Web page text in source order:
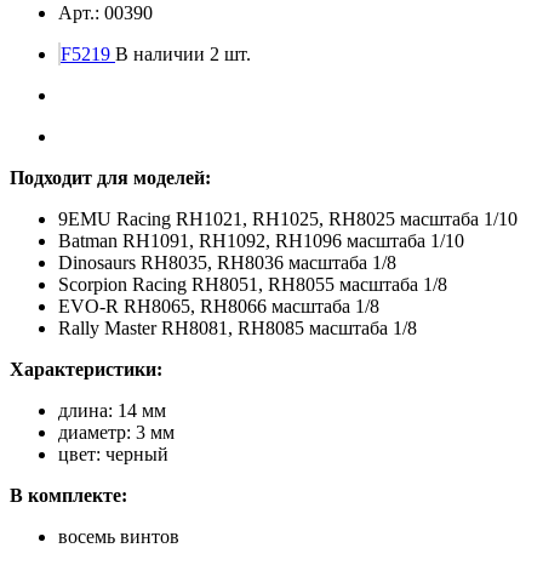
Арт.: 00390
F5219 В наличии 2 шт.
Подходит для моделей:
9EMU Racing RH1021, RH1025, RH8025 масштаба 1/10
Batman RH1091, RH1092, RH1096 масштаба 1/10
Dinosaurs RH8035, RH8036 масштаба 1/8
Scorpion Racing RH8051, RH8055 масштаба 1/8
EVO-R RH8065, RH8066 масштаба 1/8
Rally Master RH8081, RH8085 масштаба 1/8
Характеристики:
длина: 14 мм
диаметр: 3 мм
цвет: черный
В комплекте:
восемь винтов